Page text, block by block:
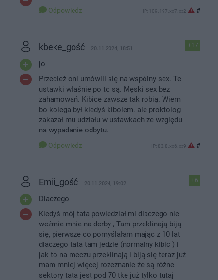
Odpowiedz IP: 109.197.xx7.xx2 #
+17
kbeke_gość 20.11.2024, 18:51
jo
Przecież oni umówili się na wspólny sex. Te
ustawki właśnie po to są. Męski sex bez
zahamowań. Kibice zawsze tak robią. Wiem
bo kolega był kiedyś kibolem. ale proktolog
zakazał mu udziału w ustawkach ze względu
na wypadanie odbytu.
Odpowiedz IP: 83.8.xx6.xx9 #
+6
Emii_gość 20.11.2024, 19:02
Dlaczego
Kiedyś mój tata powiedział mi dlaczego nie
weźmie mnie na derby , Tam przeklinają biją
się, pierwsze co pomyślałam mając z 10 lat
dlaczego tata tam jedzie (normalny kibic ) i
jak to na meczu przeklinają i biją się teraz już
mam mniej więcej rozeznanie że są różne
sektory tata jest pod 70 tke już tylko tutaj